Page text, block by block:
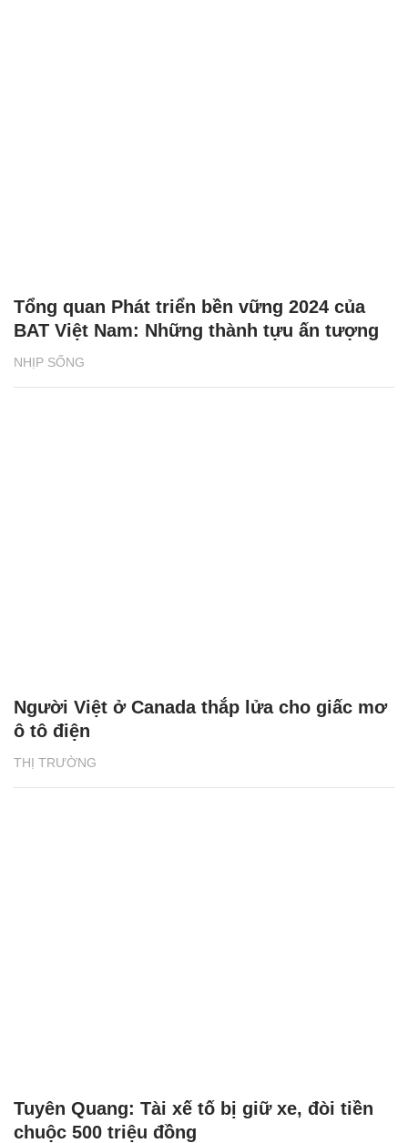
NHỊP SỐNG
Tổng quan Phát triển bền vững 2024 của
BAT Việt Nam: Những thành tựu ấn tượng
THỊ TRƯỜNG
Người Việt ở Canada thắp lửa cho giấc mơ
ô tô điện
Tuyên Quang: Tài xế tố bị giữ xe, đòi tiền
chuộc 500 triệu đồng